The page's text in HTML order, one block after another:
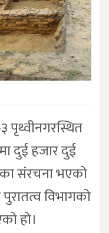
पृथ्वीनगरस्थित
दुई हजार दुई
संरचना भएको
विभागको
हो।